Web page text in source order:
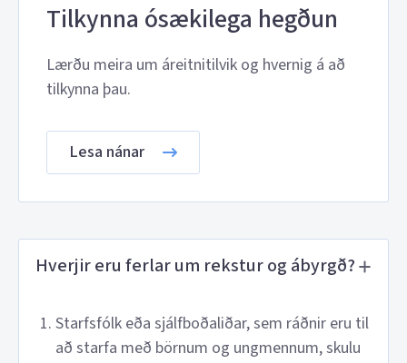
Tilkynna ósækilega hegðun
Lærðu meira um áreitnitilvik og hvernig á að
tilkynna þau.
Lesa nánar
Hverjir eru ferlar um rekstur og ábyrgð?
Starfsfólk eða sjálfboðaliðar, sem ráðnir eru til
að starfa með börnum og ungmennum, skulu